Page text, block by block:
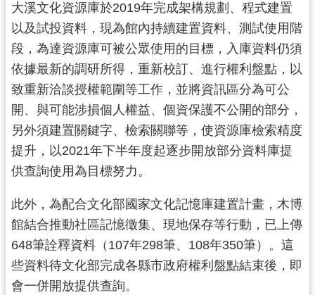
大溪文化資源庫於2019年完成架構規劃、程式建置
以及試投資料，現為館內持續建置資料、測試使用階
段，為達資源庫可被公眾使用的目標，入庫資料仍須
依據最新的調研所得，重新校訂、進行權利盤點，以
致重新洽談授權範圍等工作，並將資訊區分為可公
開、與可能涉損個人權益、個資保護不公開的部分，
另外須建置關鍵字、檢索關聯等，使資源庫檢索精度
提升，以2021年下半年度起逐步開放部分資料庫提
供查詢使用為目標努力。
此外，為配合文化部國家文化記憶庫建置計畫，木博
館結合推動社區記憶徵集、現地保存等行動，已上傳
648筆詮釋資料（107年298筆、108年350筆）。這
些資料待文化部完成各縣市政府權利盤點結束後，即
會一併開放提供查詢。